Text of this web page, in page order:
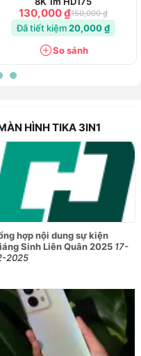
Chí Minh
Long, Hồ Chí Minh
Bắc Ninh
Ninh
Bắc Ninh
Ninh
Thành, Cà Mau
Cần Thơ
Kỳ, Đà Nẵng
130,000 ₫150,000 ₫
Đã tiết kiệm20,000 ₫
So sánh
HÌNH TIKA 3IN1
hợp nội dung sự kiện
Sinh Liên Quân 2025 17-
2025